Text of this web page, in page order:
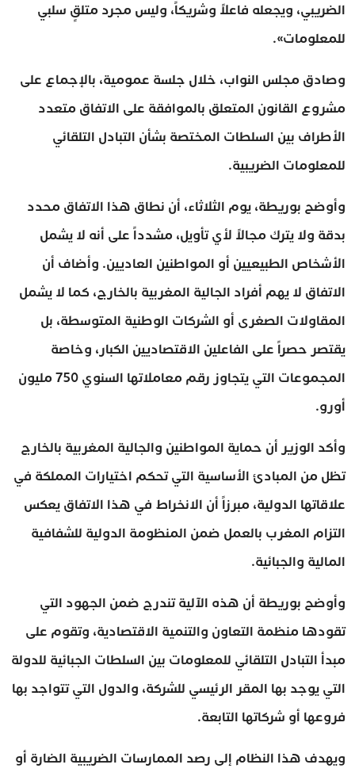
الضريبي، ويجعله فاعلاً وشريكاً، وليس مجرد متلقٍ سلبي
للمعلومات».
وصادق مجلس النواب، خلال جلسة عمومية، بالإجماع على
مشروع القانون المتعلق بالموافقة على الاتفاق متعدد
الأطراف بين السلطات المختصة بشأن التبادل التلقائي
للمعلومات الضريبية.
وأوضح بوريطة، يوم الثلاثاء، أن نطاق هذا الاتفاق محدد
بدقة ولا يترك مجالاً لأي تأويل، مشدداً على أنه لا يشمل
الأشخاص الطبيعيين أو المواطنين العاديين. وأضاف أن
الاتفاق لا يهم أفراد الجالية المغربية بالخارج، كما لا يشمل
المقاولات الصغرى أو الشركات الوطنية المتوسطة، بل
يقتصر حصراً على الفاعلين الاقتصاديين الكبار، وخاصة
المجموعات التي يتجاوز رقم معاملاتها السنوي 750 مليون
أورو.
وأكد الوزير أن حماية المواطنين والجالية المغربية بالخارج
تظل من المبادئ الأساسية التي تحكم اختيارات المملكة في
علاقاتها الدولية، مبرزاً أن الانخراط في هذا الاتفاق يعكس
التزام المغرب بالعمل ضمن المنظومة الدولية للشفافية
المالية والجبائية.
وأوضح بوريطة أن هذه الآلية تندرج ضمن الجهود التي
تقودها منظمة التعاون والتنمية الاقتصادية، وتقوم على
مبدأ التبادل التلقائي للمعلومات بين السلطات الجبائية للدولة
التي يوجد بها المقر الرئيسي للشركة، والدول التي تتواجد بها
فروعها أو شركاتها التابعة.
ويهدف هذا النظام إلى رصد الممارسات الضريبية الضارة أو